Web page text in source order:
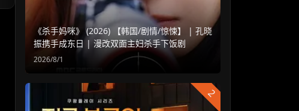
《杀手妈咪》 (2026) 【韩国/剧情/惊悚】 | 孔晓
振携手成东日 | 漫改双面主妇杀手下饭剧
2026/8/1
2